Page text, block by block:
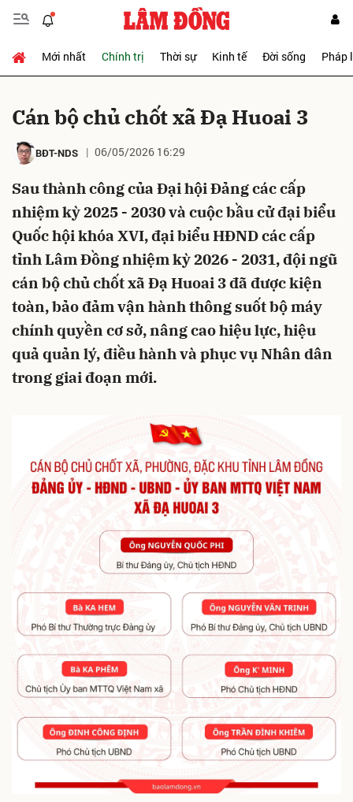
Mới nhất Chính trị Thời sự Kinh tế Đời sống Pháp
Cán bộ chủ chốt xã Đạ Huoai 3
BĐT-NDS 06/05/2026 16:29
Sau thành công của Đại hội Đảng các cấp
nhiệm kỳ 2025 - 2030 và cuộc bầu cử đại biểu
Quốc hội khóa XVI, đại biểu HĐND các cấp
tỉnh Lâm Đồng nhiệm kỳ 2026 - 2031, đội ngũ
cán bộ chủ chốt xã Đạ Huoai 3 đã được kiện
toàn, bảo đảm vận hành thông suốt bộ máy
chính quyền cơ sở, nâng cao hiệu lực, hiệu
quả quản lý, điều hành và phục vụ Nhân dân
trong giai đoạn mới.
Gửi bình luận
Hủy Gửi